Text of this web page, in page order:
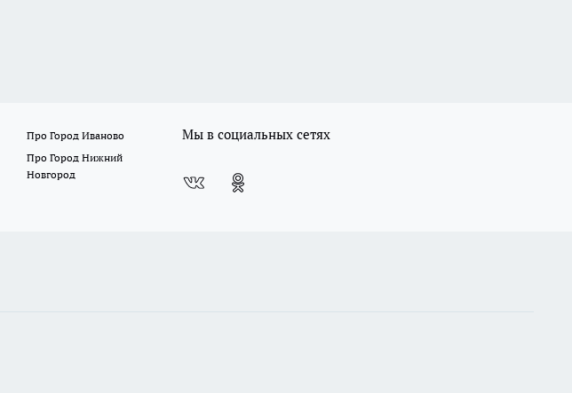
Про Город Иваново
Про Город Нижний
Новгород
Мы в социальных сетях